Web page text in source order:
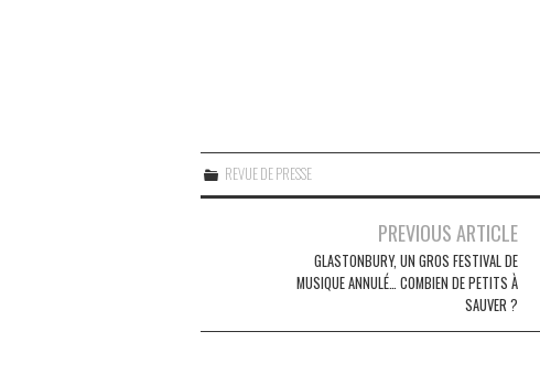
REVUE DE PRESSE
PREVIOUS ARTICLE
GLASTONBURY, UN GROS FESTIVAL DE
MUSIQUE ANNULÉ… COMBIEN DE PETITS À
SAUVER ?